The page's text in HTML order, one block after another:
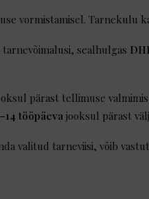
vormistamisel. Tarnekulu
sealhulgas
pärast tellimuse
tööpäeva jooksul pärast
valitud tarneviisi, võib